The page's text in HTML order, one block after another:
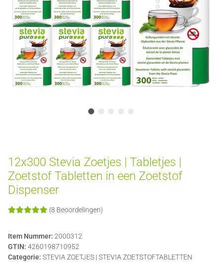
12x300 Stevia Zoetjes | Tabletjes |
Zoetstof Tabletten in een Zoetstof
Dispenser
(8 Beoordelingen)
Item Nummer: 2000312
GTIN: 4260198710952
Categorie: STEVIA ZOETJES | STEVIA ZOETSTOFTABLETTEN